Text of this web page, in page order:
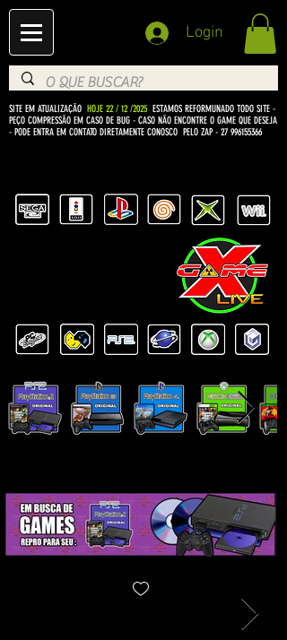
Login
SITE EM ATUALIZAÇÃO HOJE 22 / 12 /2025 ESTAMOS REFORMUNADO TODO SITE -
PEÇO COMPRESSÃO EM CASO DE BUG - CASO NÃO ENCONTRE O GAME QUE DESEJA
- PODE ENTRA EM CONTATO DIRETAMENTE CONOSCO PELO ZAP - 27 996155366